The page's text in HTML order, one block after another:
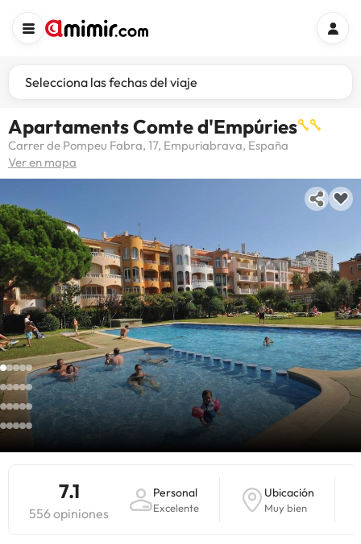
Selecciona las fechas del viaje
Apartaments Comte d'Empúries
Carrer de Pompeu Fabra, 17, Empuriabrava, España
Ver en mapa
7.1
556 opiniones
Personal
Excelente
Ubicación
Muy bien